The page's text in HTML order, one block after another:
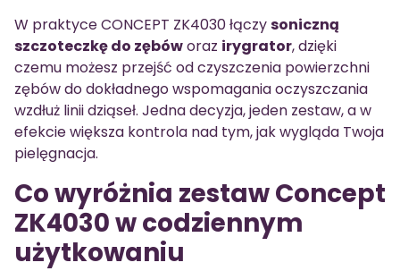
W praktyce CONCEPT ZK4030 łączysoniczną
szczoteczkę do zębóworaz irygrator, dzięki
czemu możesz przejść od czyszczenia powierzchni
zębów do dokładnego wspomagania oczyszczania
wzdłuż linii dziąseł. Jedna decyzja, jeden zestaw, a w
efekcie większa kontrola nad tym, jak wygląda Twoja
pielęgnacja.
Co wyróżnia zestaw Concept
ZK4030 w codziennym
użytkowaniu